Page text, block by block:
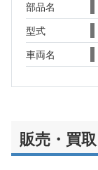
部品名
型式
車両名
販売・買取